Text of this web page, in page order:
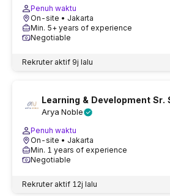
Penuh waktu
On-site • Jakarta
Min. 5+ years of experience
Negotiable
Rekruter aktif 9j lalu
Learning & Development Sr.
Arya Noble
Penuh waktu
On-site • Jakarta
Min. 1 years of experience
Negotiable
Rekruter aktif 12j lalu